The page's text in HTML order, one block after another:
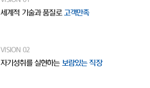
세계적 기술과 품질로 고객만족
VISION 02
자기성취를 실현하는 보람있는 직장